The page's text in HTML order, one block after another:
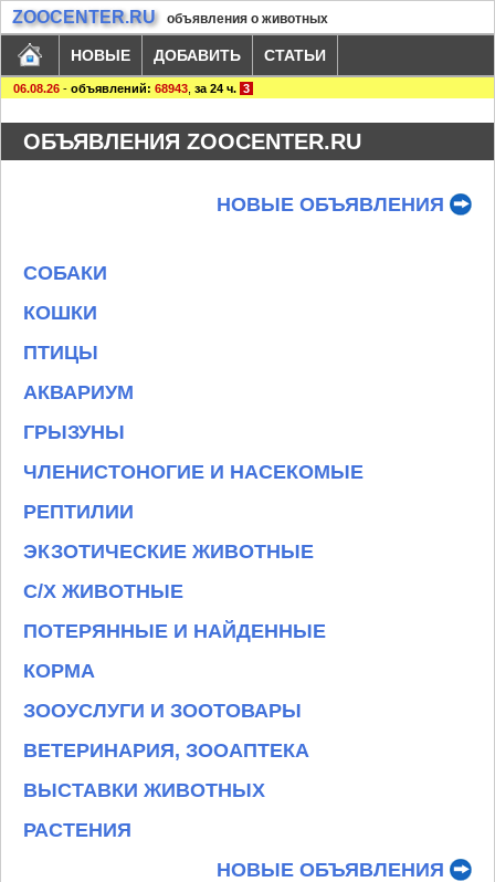
ZOOCENTER.RU объявления о животных
НОВЫЕ ДОБАВИТЬ СТАТЬИ
06.08.26 - объявлений: 68943 за 24 ч. 3
ОБЪЯВЛЕНИЯ ZOOCENTER.RU
НОВЫЕ ОБЪЯВЛЕНИЯ
СОБАКИ
КОШКИ
ПТИЦЫ
АКВАРИУМ
ГРЫЗУНЫ
ЧЛЕНИСТОНОГИЕ И НАСЕКОМЫЕ
РЕПТИЛИИ
ЭКЗОТИЧЕСКИЕ ЖИВОТНЫЕ
С/Х ЖИВОТНЫЕ
ПОТЕРЯННЫЕ И НАЙДЕННЫЕ
КОРМА
ЗООУСЛУГИ И ЗООТОВАРЫ
ВЕТЕРИНАРИЯ, ЗООАПТЕКА
ВЫСТАВКИ ЖИВОТНЫХ
РАСТЕНИЯ
НОВЫЕ ОБЪЯВЛЕНИЯ